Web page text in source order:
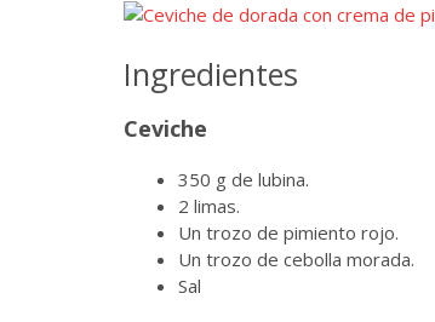
Ingredientes
Ceviche
350 g de lubina.
2 limas.
Un trozo de pimiento rojo.
Un trozo de cebolla morada.
Sal